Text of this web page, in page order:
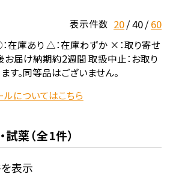
表示件数 20 40 60
在庫あり △：在庫わずか ×：取り寄せ
届け納期約2週間 取扱中止：お取り
す。同等品はございません。
についてはこちら
薬（全1件）
表示